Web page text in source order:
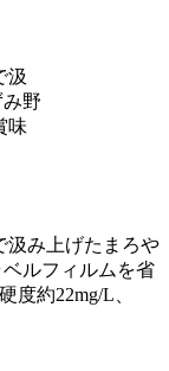
汲
野
味
汲み上げたまろや
ルフィルムを省
度約22mg/L、